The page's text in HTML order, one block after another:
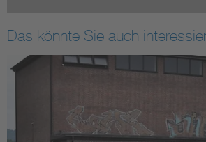
Das könnte Sie auch